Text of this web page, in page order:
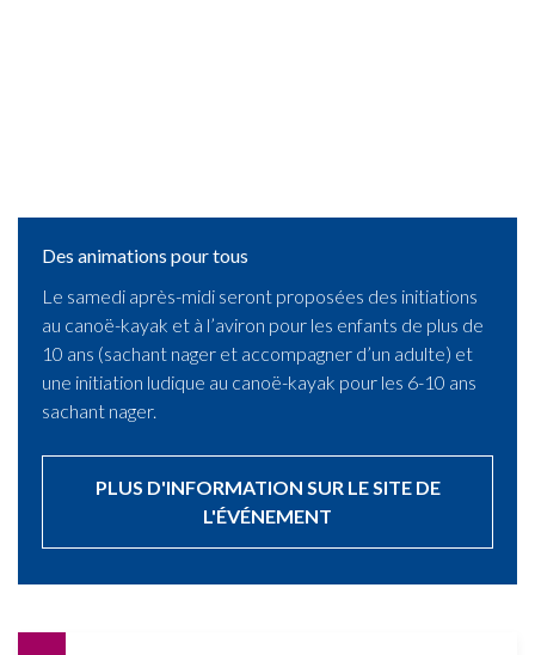
Des animations pour tous
Le samedi après-midi seront proposées des initiations
au canoë-kayak et à l’aviron pour les enfants de plus de
10 ans (sachant nager et accompagner d’un adulte) et
une initiation ludique au canoë-kayak pour les 6-10 ans
sachant nager.
PLUS D'INFORMATION SUR LE SITE DE
L'ÉVÉNEMENT